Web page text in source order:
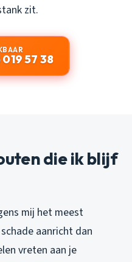
zit.
57 38
die ik blijf
mij het meest
aanricht dan
vreten aan je